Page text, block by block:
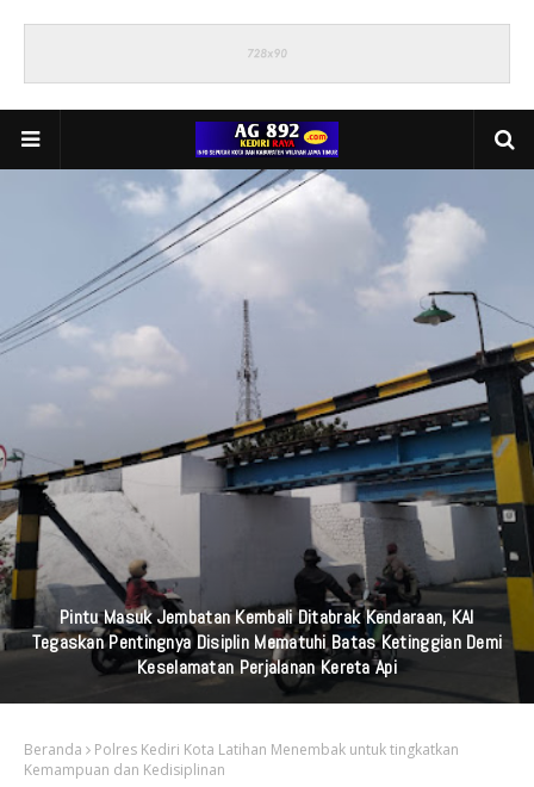
Pintu Masuk Jembatan Kembali Ditabrak Kendaraan, KAI
Tegaskan Pentingnya Disiplin Mematuhi Batas Ketinggian Demi
Keselamatan Perjalanan Kereta Api
Beranda
Polres Kediri Kota Latihan Menembak untuk tingkatkan
Kemampuan dan Kedisiplinan